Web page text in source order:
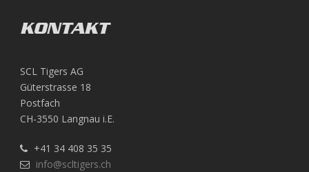
KONTAKT
SCL Tigers AG
Güterstrasse 18
Postfach
CH-3550 Langnau i.E.
+41 34 408 35 35
info@scltigers.ch